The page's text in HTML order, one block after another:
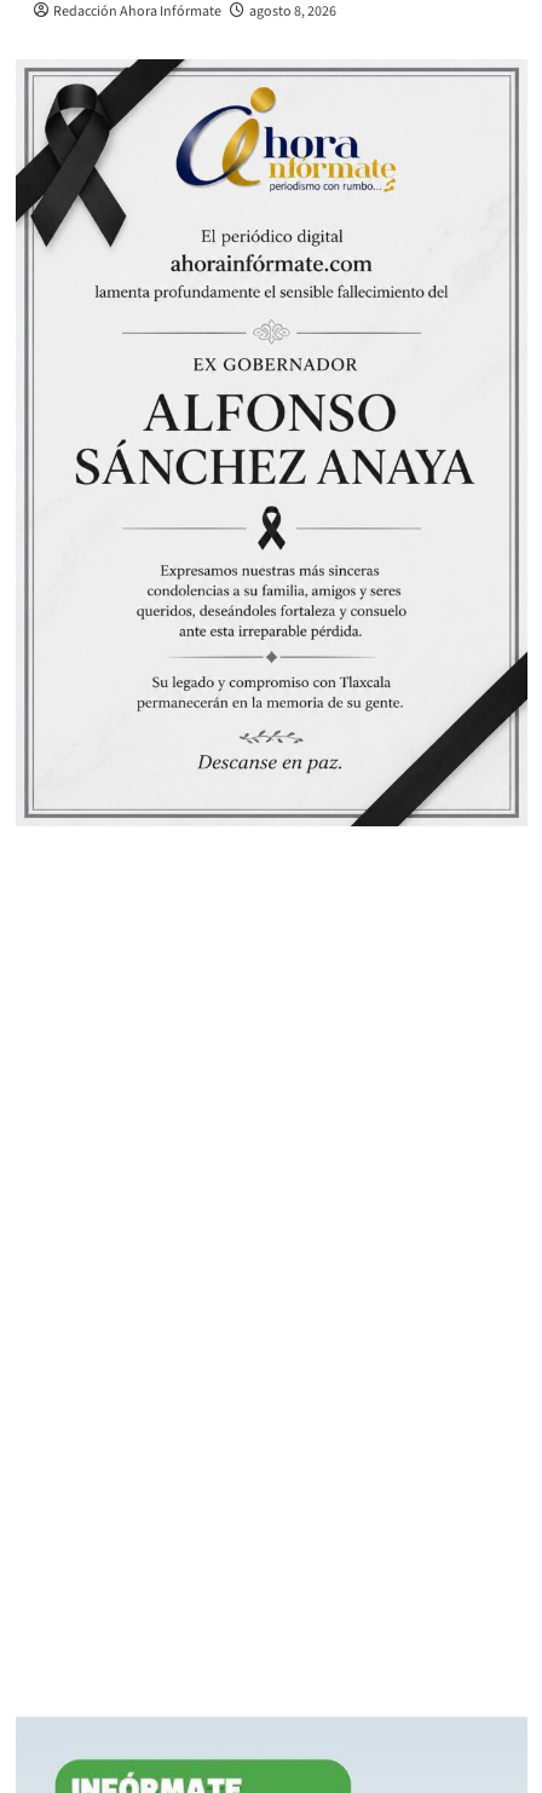
Redacción Ahora Infórmate agosto 8, 2026